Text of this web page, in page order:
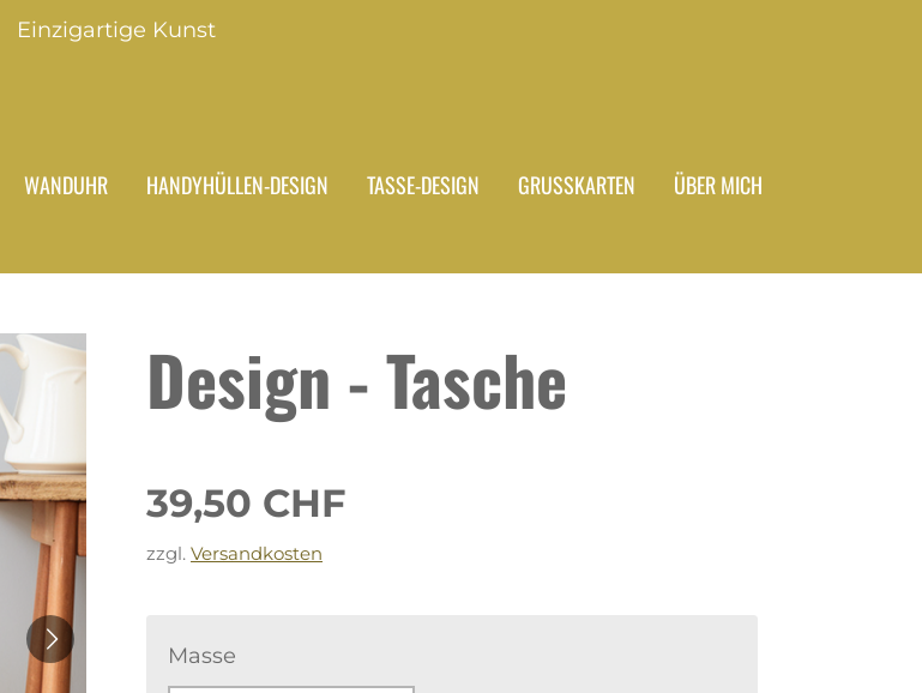
Einzigartige Kunst
WANDUHR HANDYHÜLLEN-DESIGN TASSE-DESIGN GRUSSKARTEN
ÜBER MICH
Design - Tasche
39,50 CHF
zzgl. Versandkosten
Masse